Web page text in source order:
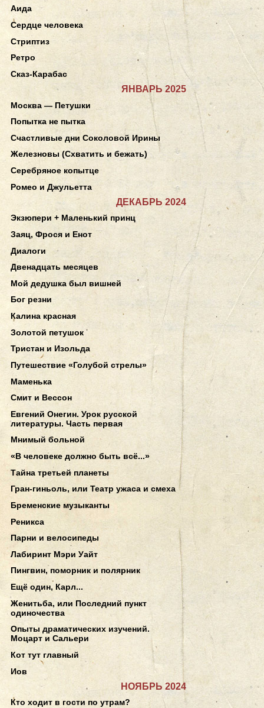
Аида
Сердце человека
Стриптиз
Ретро
Сказ-Карабас
ЯНВАРЬ 2025
Москва — Петушки
Попытка не пытка
Счастливые дни Соколовой Ирины
Железновы (Схватить и бежать)
Серебряное копытце
Ромео и Джульетта
ДЕКАБРЬ 2024
Экзюпери + Маленький принц
Заяц, Фрося и Енот
Диалоги
Двенадцать месяцев
Мой дедушка был вишней
Бог резни
Калина красная
Золотой петушок
Тристан и Изольда
Путешествие «Голубой стрелы»
Маменька
Смит и Вессон
Евгений Онегин. Урок русской
литературы. Часть первая
Мнимый больной
«В человеке должно быть всё...»
Тайна третьей планеты
Гран-гиньоль, или Театр ужаса и смеха
Бременские музыканты
Реникса
Парни и велосипеды
Лабиринт Мэри Уайт
Пингвин, поморник и полярник
Ещё один, Карл...
Женитьба, или Последний пункт
одиночества
Опыты драматических изучений.
Моцарт и Сальери
Кот тут главный
Иов
НОЯБРЬ 2024
Кто ходит в гости по утрам?